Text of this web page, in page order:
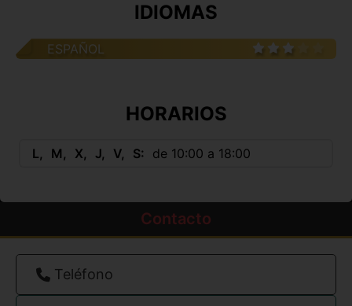
IDIOMAS
ESPAÑOL
HORARIOS
L M X J V S de 10:00 a 18:00
Contacto
Teléfono